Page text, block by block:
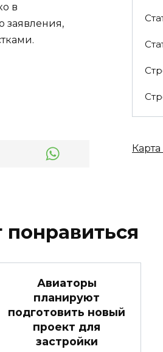
в
заявления,
Карта
Авиаторы
планируют
подготовить новый
проект для
застройки